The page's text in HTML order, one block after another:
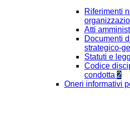
Riferimenti
Atti
Documenti
strategico-
Statuti e
Codice
condotta 2
Oneri informativi